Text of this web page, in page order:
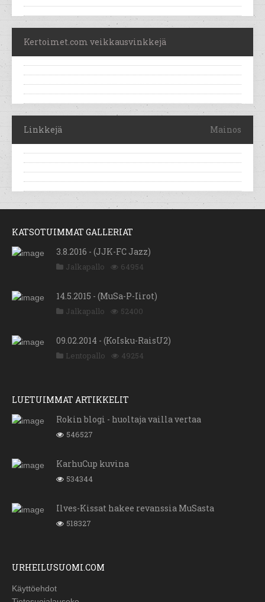
Kertoimet.com veikkausvinkkejä
Linkkejä Mainos
KATSOTUIMMAT GALLERIAT
3.8.2016 - (JJK-FC Jazz)
Jalkapallo 64954
14.5.2015 - (MuSa-P-Iirot)
Jalkapallo 52400
09.02.2014 - (KoIsku-RaisU2)
Lentopallo 49254
LUETUIMMAT ARTIKKELIT
Rokin blogi - huoltaja vailla vertaa
546527
KarhuCup kuvina
534344
Ilves-Kissat hakee revanssia MuSasta
518327
URHEILUSUOMI.COM
Käyttöehdot